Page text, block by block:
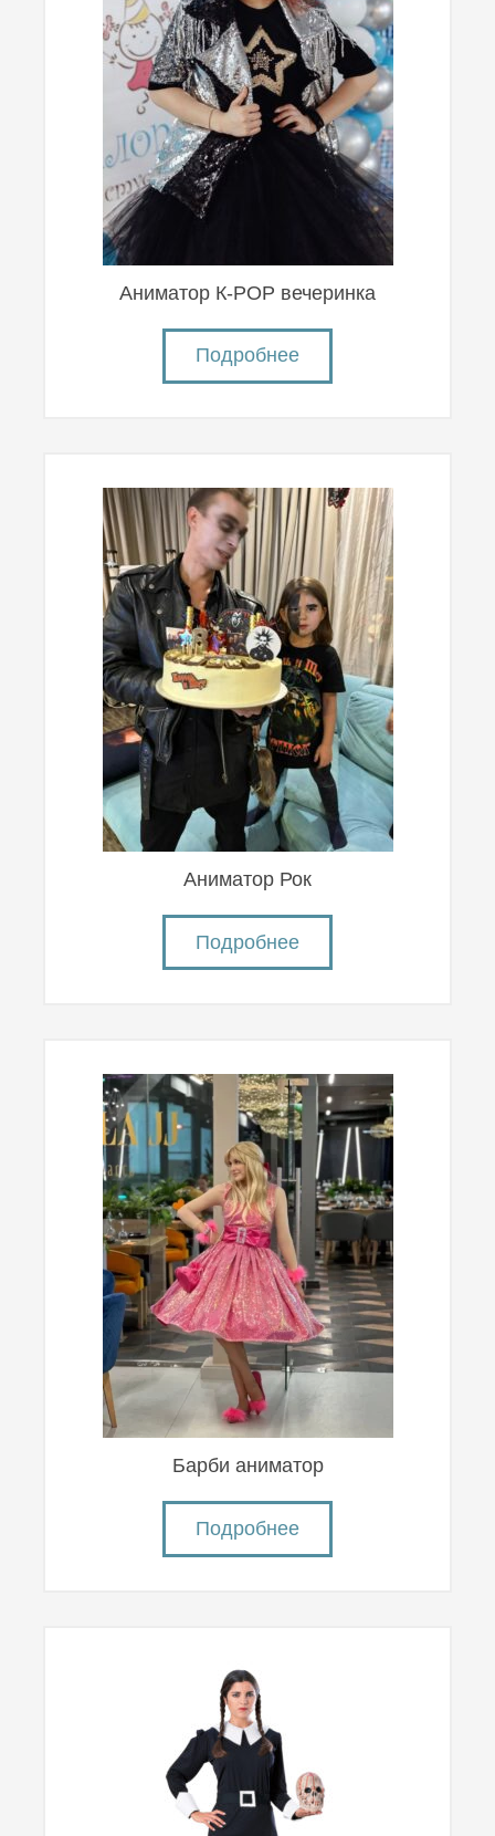
Аниматор К-POP вечеринка
Подробнее
Аниматор Рок
Подробнее
Барби аниматор
Подробнее